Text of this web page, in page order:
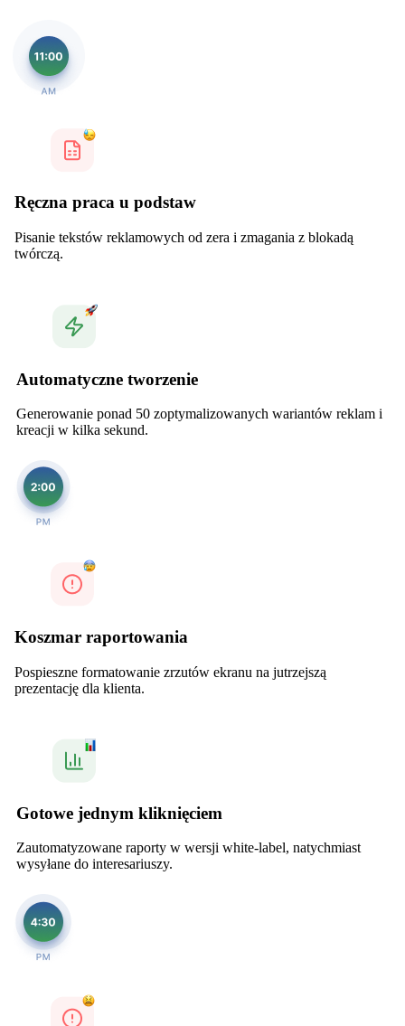
Ręczna praca u podstaw
Pisanie tekstów reklamowych od zera i zmagania z blokadą
twórczą.
Automatyczne tworzenie
Generowanie ponad 50 zoptymalizowanych wariantów reklam i
kreacji w kilka sekund.
Koszmar raportowania
Pospieszne formatowanie zrzutów ekranu na jutrzejszą
prezentację dla klienta.
Gotowe jednym kliknięciem
Zautomatyzowane raporty w wersji white-label, natychmiast
wysyłane do interesariuszy.